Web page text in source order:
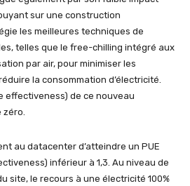
sur une construction
les meilleures techniques de
telles que le free-chilling intégré aux
par air, pour minimiser les
la consommation d’électricité.
effectiveness) de ce nouveau
au datacenter d’atteindre un PUE
inférieur à 1,3. Au niveau de
site, le recours à une électricité 100%